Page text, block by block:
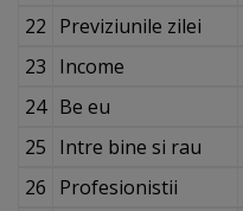
22 Previziunile zilei
23 Income
24 Be eu
25 Intre bine si rau
26 Profesionistii